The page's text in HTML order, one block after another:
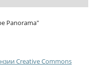
Panorama"
Creative Commons